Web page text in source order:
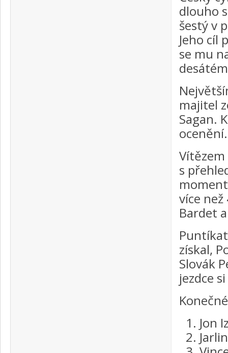
dlouho
šestý v
Jeho cíl
se mu
majitel
Sagan.
ocenění.
s
více
Bardet
získal,
Slovák
jezdce
Jon